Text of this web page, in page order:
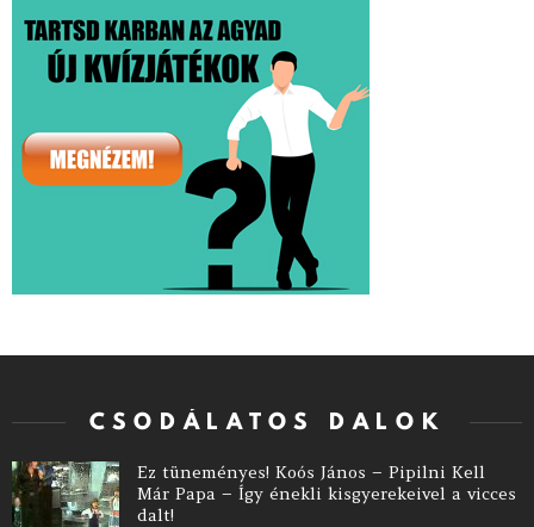
CSODÁLATOS DALOK
Ez tüneményes! Koós János – Pipilni Kell
Már Papa – Így énekli kisgyerekeivel a vicces
dalt!